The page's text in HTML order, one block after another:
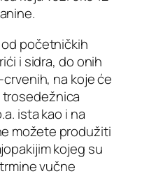
od početničkih
i sidra, do onih
na koje će
ista kao i na
možete produžiti
kojeg su
vučne